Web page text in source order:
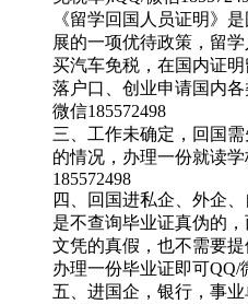
《留学回国人员证明》
展的一项优待政策，留
买汽车免税，在国内证
落户口、创业申请国内
微信185572498
三、工作未确定，回国
的情况，办理一份就读
185572498
四、回国进私企、外企
是不查询毕业证真伪的
文凭的真假，也不需要
办理一份毕业证即可QQ/
五、进国企，银行，事